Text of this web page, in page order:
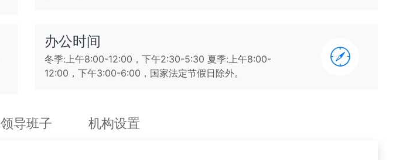
办公时间
冬季:上午8:00-12:00，下午2:30-5:30 夏季:上午8:00-
12:00，下午3:00-6:00，国家法定节假日除外。
领导班子 机构设置